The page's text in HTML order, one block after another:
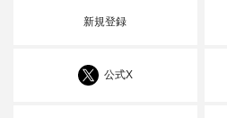
新規登録
公式X